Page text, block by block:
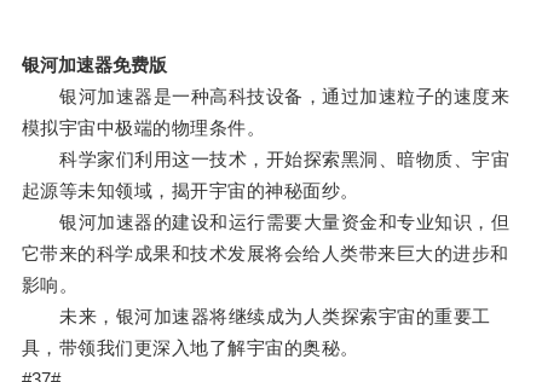
银河加速器免费版
银河加速器是一种高科技设备，通过加速粒子的速度来
模拟宇宙中极端的物理条件。
科学家们利用这一技术，开始探索黑洞、暗物质、宇宙
起源等未知领域，揭开宇宙的神秘面纱。
银河加速器的建设和运行需要大量资金和专业知识，但
它带来的科学成果和技术发展将会给人类带来巨大的进步和
影响。
未来，银河加速器将继续成为人类探索宇宙的重要工
具，带领我们更深入地了解宇宙的奥秘。